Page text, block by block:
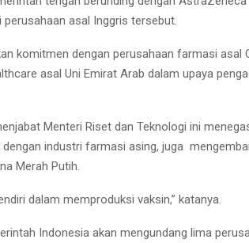
asal Inggris tersebut.
komitmen dengan perusahaan farmasi asal
asal Uni Emirat Arab dalam upaya
Menteri Riset dan Teknologi ini
industri farmasi asing, juga
Merah Putih.
dalam memproduksi vaksin,” katanya.
Indonesia akan mengundang lima